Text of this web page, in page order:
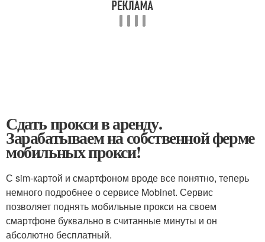
Сдать прокси в аренду.
Зарабатываем на собственной ферме
мобильных прокси!
С sim-картой и смартфоном вроде все понятно, теперь
немного подробнее о сервисе Mobinet. Сервис
позволяет поднять мобильные прокси на своем
смартфоне буквально в считанные минуты и он
абсолютно бесплатный.